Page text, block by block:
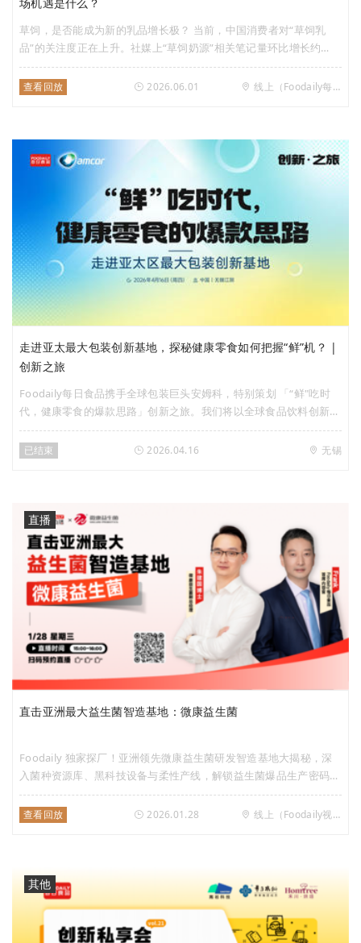
草饲，是否能成为新的乳品增长极？ 当前，中国消费者对“草饲乳
品”的关注度正在上升。社媒上“草饲奶源”相关笔记量环比增长约
66%，互动量提升超140%，用户关注度与参与度同步放大，整体热
度明显走高。 可以说，“草饲乳品”的消费需求已经形成，但行业仍面
可信的规则来界定和保护。 参考全球经验，政府层面的制度介入，
往往是产业走向成熟的关键一步。标准的出台，不仅是产业成熟的标
志，更是推动它从粗放增长迈向高质量发展的支点。 2025年，新西
兰正式发布国家级草饲标准。作为这一标准的实践者，恒天然及其旗
下安佳、安佳专业乳品、NZMP，是否有值得我们借鉴的经验？对于
中国市场而言，消费者的需求已被充分唤醒，但要把这股势能真正转
化为一个更成熟的产业赛道，还需要什么？ 6月1日（星期一）
16:00，Foodaily每日食品将对话恒天然、益普索，从技术、消费者
与趋势三个维度，共同探讨草饲乳品的破局之路。
查看回放 2026.06.01 线上（Foodaily每日食品视频号）
走进亚太最大包装创新基地，探秘健康零食如何把握“鲜”机？ |
创新之旅
Foodaily每日食品携手全球包装巨头安姆科，特别策划 「“鲜"吃时
代，健康零食的爆款思路」创新之旅。我们将以全球食品饮料创新风
向标——Foodaily创新博览会为起点，从全球视野出发，捕获前沿创
新灵感；再走进亚太区最大包装创新基地——安姆科亚太研发中心，
的爆款底层逻辑！ 本次活动仅限30-40席，聚焦意向开发肉类/卤味/
海鲜水产/豆类素食等品类的即食餐饮菜肴或即食零食品类，定向特
邀品牌方/渠道方/食品代工的产品、研发、市场、包装、采购负责人
参与，实名审核制报名已正式开启，扫描下方海报二维码填写信息，
即有机会与行业大咖共探零食品类新机！ 活动安排
已结束 2026.04.16 无锡
直播
直击亚洲最大益生菌智造基地：微康益生菌
Foodaily 独家探厂！亚洲领先微康益生菌研发智造基地大揭秘，深
入菌种资源库、黑科技设备与柔性产线，解锁益生菌爆品生产密码，
BC99 等明星菌株爆款方案全公开，全链路赋能产业创新！
查看回放 2026.01.28 线上（Foodaily视频号）
其他